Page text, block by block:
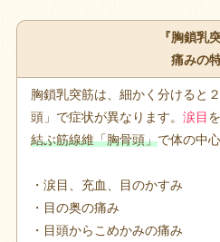
『胸鎖乳
痛みの
胸鎖乳突筋は、細かく分けると
頭」で症状が異なります。 涙目
結ぶ筋線維「胸骨頭」で体の中
・涙目、充血、目のかすみ
・目の奥の痛み
・目頭からこめかみの痛み